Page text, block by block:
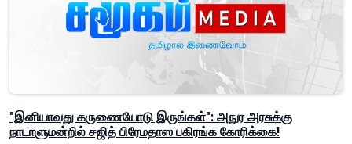
"இனியாவது கருணையோடு இருங்கள்": அநுர அரசுக்கு
நாடாளுமன்றில் சஜித் பிரேமதாஸ பகிரங்க கோரிக்கை!